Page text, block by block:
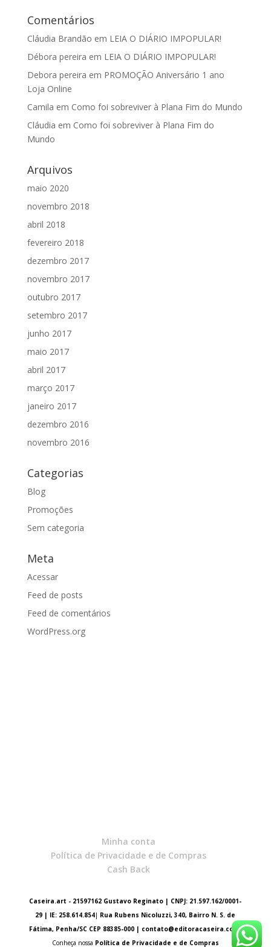
Comentários
Cláudia Brandão em LEIA O DIÁRIO IMPOPULAR!
Débora pereira em LEIA O DIÁRIO IMPOPULAR!
Debora pereira em PROMOÇÃO Aniversário 1 ano
Loja Online
Camila em Como foi sobreviver à Plana Fim do Mundo
Cláudia em Como foi sobreviver à Plana Fim do
Mundo
Arquivos
maio 2020
novembro 2018
abril 2018
fevereiro 2018
dezembro 2017
novembro 2017
outubro 2017
setembro 2017
junho 2017
maio 2017
abril 2017
março 2017
janeiro 2017
dezembro 2016
novembro 2016
Categorias
Blog
Promoções
Sem categoria
Meta
Acessar
Feed de posts
Feed de comentários
WordPress.org
Minha conta
Política de Privacidade e de Compras
Cash Back
Caseira.art - 21597162 Gustavo Reginato | CNPJ: 21.597.162/0001-
29 | IE: 258.614.854| Rua Rubens Nicoluzzi, 340, Bairro N. S. de
Fátima, Penha/SC CEP 88385-000 | contato@editoracaseira.com
Conheça nossa Política de Privacidade e de Compras